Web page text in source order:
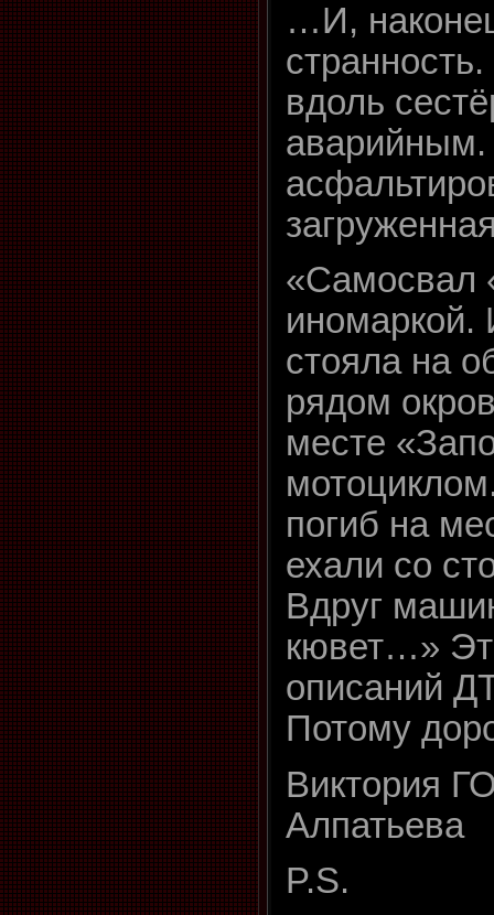
…И,
вдоль
аварийным.
«Самосвал
иномаркой.
стояла на
рядом
месте
погиб на
ехали со
Вдруг
кювет…»
описаний
Потому
Виктория
Алпатьева
P.S.